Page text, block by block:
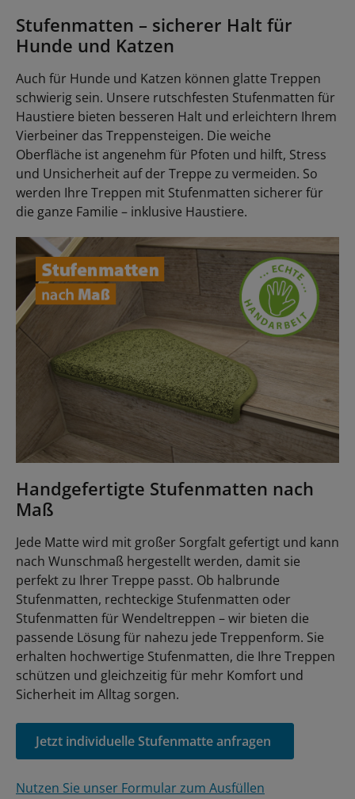
Stufenmatten – sicherer Halt für
Hunde und Katzen
Auch für Hunde und Katzen können glatte Treppen
schwierig sein. Unsere rutschfesten Stufenmatten für
Haustiere bieten besseren Halt und erleichtern Ihrem
Vierbeiner das Treppensteigen. Die weiche
Oberfläche ist angenehm für Pfoten und hilft, Stress
und Unsicherheit auf der Treppe zu vermeiden. So
werden Ihre Treppen mit Stufenmatten sicherer für
die ganze Familie – inklusive Haustiere.
Handgefertigte Stufenmatten nach
Maß
Jede Matte wird mit großer Sorgfalt gefertigt und kann
nach Wunschmaß hergestellt werden, damit sie
perfekt zu Ihrer Treppe passt. Ob halbrunde
Stufenmatten, rechteckige Stufenmatten oder
Stufenmatten für Wendeltreppen – wir bieten die
passende Lösung für nahezu jede Treppenform. Sie
erhalten hochwertige Stufenmatten, die Ihre Treppen
schützen und gleichzeitig für mehr Komfort und
Sicherheit im Alltag sorgen.
Jetzt individuelle Stufenmatte anfragen
Nutzen Sie unser Formular zum Ausfüllen